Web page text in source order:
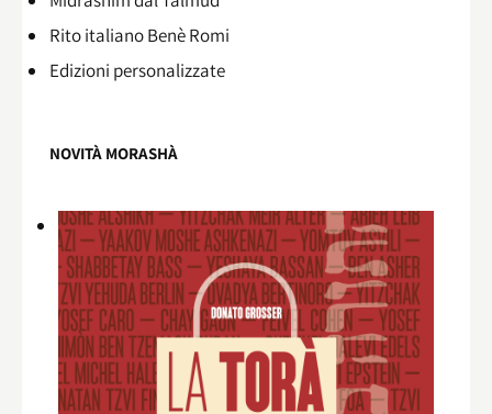
Rito italiano Benè Romi​
Edizioni personalizzate
NOVITÀ MORASHÀ